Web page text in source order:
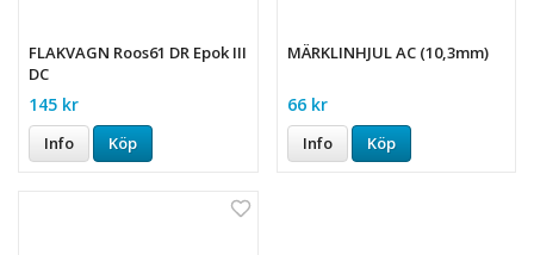
FLAKVAGN Roos61 DR Epok III
DC
145 kr
Info Köp
MÄRKLINHJUL AC (10,3mm)
66 kr
Info Köp